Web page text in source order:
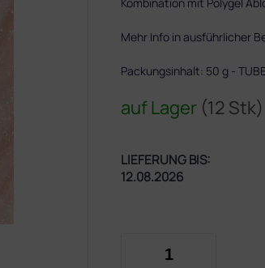
auf Lager (12 Stk)
LIEFERUNG BIS:
12.08.2026
Mehr Info in ausführlicher
Packungsinhalt: 50 g - TUBE